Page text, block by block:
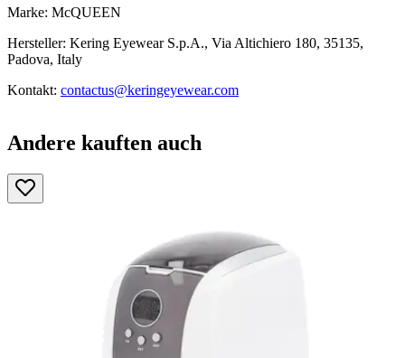
Marke: McQUEEN
Hersteller: Kering Eyewear S.p.A., Via Altichiero 180, 35135,
Padova, Italy
Kontakt: contactus@keringeyewear.com
Andere kauften auch